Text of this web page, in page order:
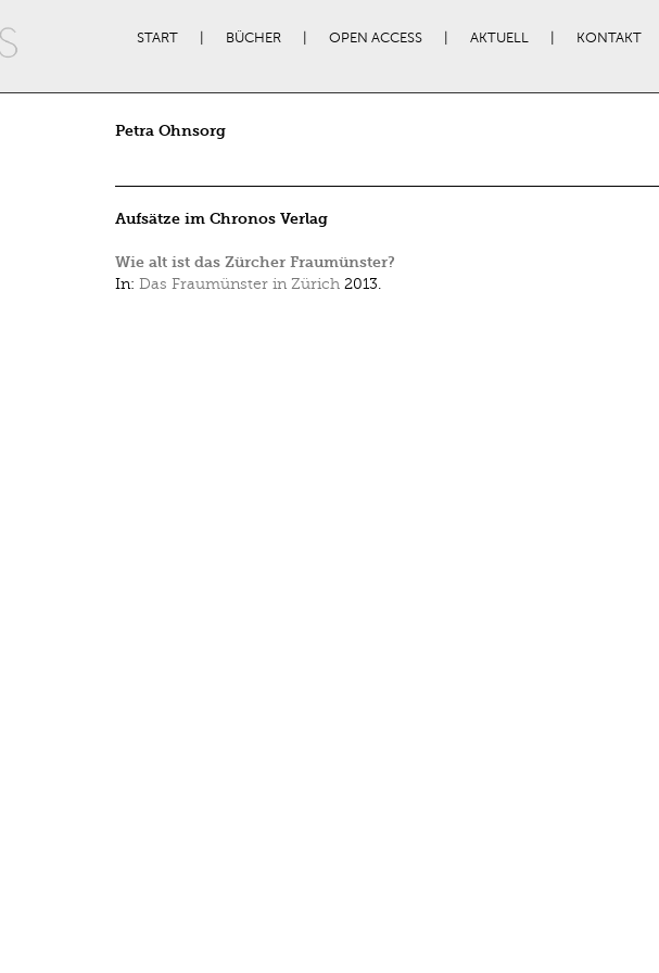
START BÜCHER OPEN ACCESS AKTUELL KONTAKT
Petra Ohnsorg
Aufsätze im Chronos Verlag
Wie alt ist das Zürcher Fraumünster?
In: Das Fraumünster in Zürich 2013.